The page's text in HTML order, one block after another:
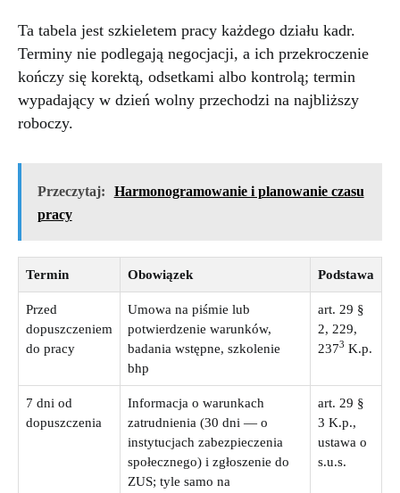
Ta tabela jest szkieletem pracy każdego działu kadr.
Terminy nie podlegają negocjacji, a ich przekroczenie
kończy się korektą, odsetkami albo kontrolą; termin
wypadający w dzień wolny przechodzi na najbliższy
roboczy.
Przeczytaj:
Harmonogramowanie i planowanie czasu
pracy
Termin Obowiązek Podstawa
Przed
dopuszczeniem
do pracy
Umowa na piśmie lub
potwierdzenie warunków,
badania wstępne, szkolenie
bhp
art. 29 §
2, 229,
2373 K.p.
7 dni od
dopuszczenia
Informacja o warunkach
zatrudnienia (30 dni — o
instytucjach zabezpieczenia
społecznego) i zgłoszenie do
ZUS; tyle samo na
art. 29 §
3 K.p.,
ustawa o
s.u.s.